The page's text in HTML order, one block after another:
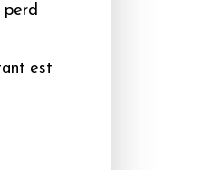
perd
est